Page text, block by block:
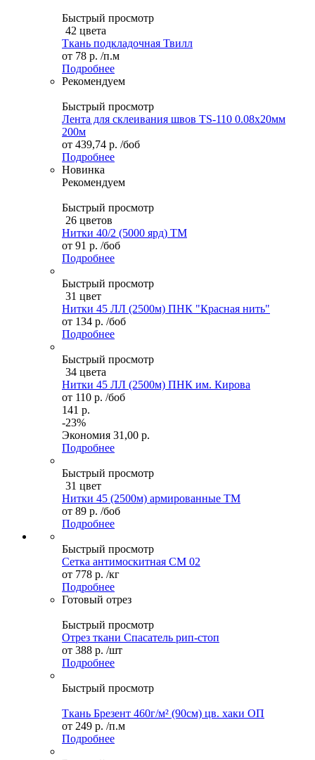
Быстрый просмотр
42 цвета
Ткань подкладочная Твилл
от 78 р. /п.м
Подробнее
Рекомендуем
Быстрый просмотр
Лента для склеивания швов TS-110 0.08х20мм
200м
от 439,74 р. /боб
Подробнее
Новинка
Рекомендуем
Быстрый просмотр
26 цветов
Нитки 40/2 (5000 ярд) ТМ
от 91 р. /боб
Подробнее
Быстрый просмотр
31 цвет
Нитки 45 ЛЛ (2500м) ПНК "Красная нить"
от 134 р. /боб
Подробнее
Быстрый просмотр
34 цвета
Нитки 45 ЛЛ (2500м) ПНК им. Кирова
от 110 р. /боб
141 р.
-23%
Экономия 31,00 р.
Подробнее
Быстрый просмотр
31 цвет
Нитки 45 (2500м) армированные ТМ
от 89 р. /боб
Подробнее
Быстрый просмотр
Сетка антимоскитная СМ 02
от 778 р. /кг
Подробнее
Готовый отрез
Быстрый просмотр
Отрез ткани Спасатель рип-стоп
от 388 р. /шт
Подробнее
Быстрый просмотр
Ткань Брезент 460г/м² (90см) цв. хаки ОП
от 249 р. /п.м
Подробнее